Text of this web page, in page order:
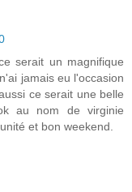
serait un magnifique
jamais eu l'occasion
ce serait une belle
au nom de virginie
et bon weekend.